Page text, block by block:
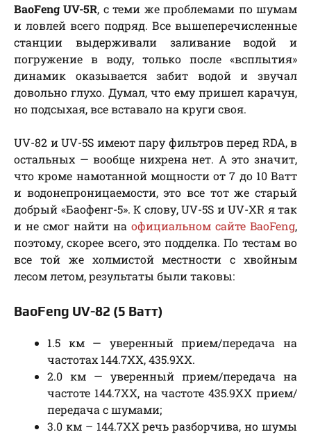
BaoFeng UV-5R, с теми же проблемами по шумам
и ловлей всего подряд. Все вышеперечисленные
станции выдерживали заливание водой и
погружение в воду, только после «всплытия»
динамик оказывается забит водой и звучал
довольно глухо. Думал, что ему пришел карачун,
но подсыхая, все вставало на круги своя.
UV-82 и UV-5S имеют пару фильтров перед RDA, в
остальных — вообще нихрена нет. А это значит,
что кроме намотанной мощности от 7 до 10 Ватт
и водонепроницаемости, это все тот же старый
добрый «Баофенг-5». К слову, UV-5S и UV-XR я так
и не смог найти на официальном сайте BaoFeng,
поэтому, скорее всего, это подделка. По тестам во
все той же холмистой местности с хвойным
лесом летом, результаты были таковы:
BaoFeng UV-82 (5 Ватт)
1.5 км — уверенный прием/передача на
частотах 144.7ХХ, 435.9ХХ.
2.0 км — уверенный прием/передача на
частоте 144.7ХХ, на частоте 435.9ХХ прием/
передача с шумами;
3.0 км – 144.7ХХ речь разборчива, но шумы